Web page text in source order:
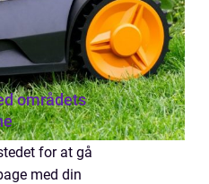
områdets
for at gå
med din